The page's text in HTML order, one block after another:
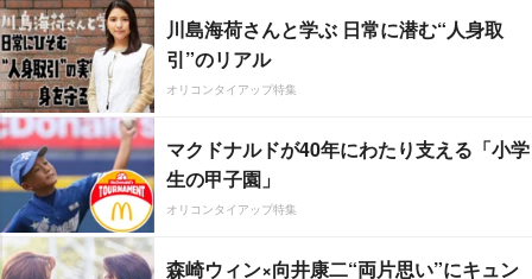
川島海荷さんと学ぶ 日常に潜む“人身取
引”のリアル
オリコンタイアップ特集
マクドナルドが40年にわたり支える「小学
生の甲子園」
オリコンタイアップ特集
森崎ウィン×向井康二“両片思い”にキュン